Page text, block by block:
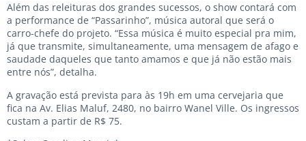
Além das releituras dos grandes sucessos, o show contará com
a performance de “Passarinho”, música autoral que será o
carro-chefe do projeto. “Essa música é muito especial pra mim,
já que transmite, simultaneamente, uma mensagem de afago e
saudade daqueles que tanto amamos e que já não estão mais
entre nós”, detalha.
A gravação está prevista para às 19h em uma cervejaria que
fica na Av. Elias Maluf, 2480, no bairro Wanel Ville. Os ingressos
custam a partir de R$ 75.